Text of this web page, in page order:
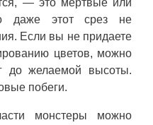
даже этот срез не
Если вы не придаете
цветов, можно
до желаемой высоты.
побеги.
монстеры можно